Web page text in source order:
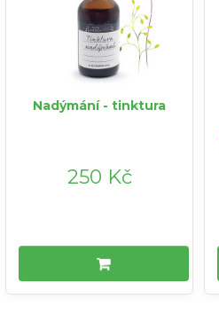
Nadýmání - tinktura
250 Kč